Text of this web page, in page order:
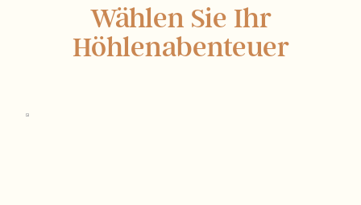
Wählen Sie Ihr
Höhlenabenteuer